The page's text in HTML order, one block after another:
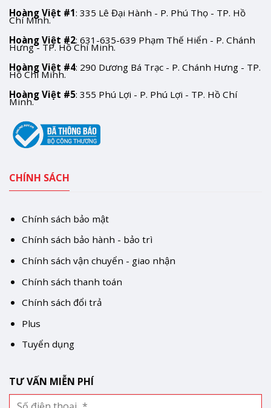
Hoàng Việt #1: 335 Lê Đại Hành - P. Phú Thọ - TP. Hồ
Chí Minh.
Hoàng Việt #2: 631-635-639 Phạm Thế Hiển - P. Chánh
Hưng - TP. Hồ Chí Minh.
Hoàng Việt #4: 290 Dương Bá Trạc - P. Chánh Hưng - TP.
Hồ Chí Minh.
Hoàng Việt #5: 355 Phú Lợi - P. Phú Lợi - TP. Hồ Chí
Minh.
CHÍNH SÁCH
Chính sách bảo mật
Chính sách bảo hành - bảo trì
Chính sách vận chuyển - giao nhận
Chính sách thanh toán
Chính sách đổi trả
Plus
Tuyển dụng
TƯ VẤN MIỄN PHÍ